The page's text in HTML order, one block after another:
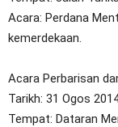
Acara: Perdana
kemerdekaan.
Acara Perbarisan
Tarikh: 31 Ogos
Tempat: Dataran